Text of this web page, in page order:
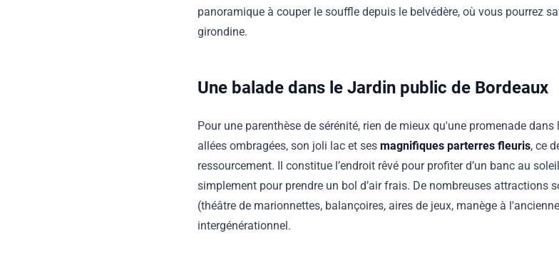
panoramique à couper le souffle depuis le belvédère, où vous pourrez
girondine.
Une balade dans le Jardin public de Bordeaux
Pour une parenthèse de sérénité, rien de mieux qu'une promenade
allées ombragées, son joli lac et sesmagnifiques parterres fleuris, ce
ressourcement. Il constitue l’endroit rêvé pour profiter d’un banc au
simplement pour prendre un bol d’air frais. De nombreuses attractions
(théâtre de marionnettes, balançoires, aires de jeux, manège à
intergénérationnel.